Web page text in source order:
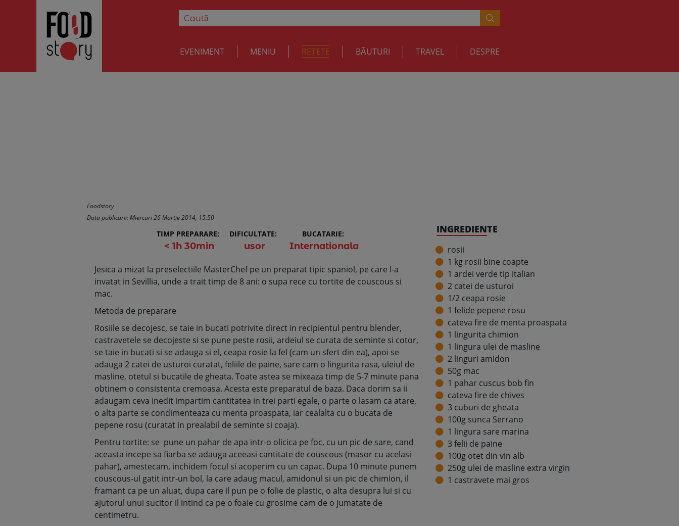
EVENIMENT MENIU REȚETE BĂUTURI TRAVEL DESPRE
Foodstory
Data publicarii: Miercuri 26 Martie 2014, 15:50
TIMP PREPARARE:
< 1h 30min
DIFICULTATE:
usor
BUCATARIE:
Internationala
Jesica a mizat la preselectiile MasterChef pe un preparat tipic spaniol, pe care l-a
invatat in Sevillia, unde a trait timp de 8 ani: o supa rece cu tortite de couscous si
mac.
Metoda de preparare
Rosiile se decojesc, se taie in bucati potrivite direct in recipientul pentru blender,
castravetele se decojeste si se pune peste rosii, ardeiul se curata de seminte si cotor,
se taie in bucati si se adauga si el, ceapa rosie la fel (cam un sfert din ea), apoi se
adauga 2 catei de usturoi curatat, feliile de paine, sare cam o lingurita rasa, uleiul de
masline, otetul si bucatile de gheata. Toate astea se mixeaza timp de 5-7 minute pana
obtinem o consistenta cremoasa. Acesta este preparatul de baza. Daca dorim sa ii
adaugam ceva inedit impartim cantitatea in trei parti egale, o parte o lasam ca atare,
o alta parte se condimenteaza cu menta proaspata, iar cealalta cu o bucata de
pepene rosu (curatat in prealabil de seminte si coaja).
Pentru tortite: se pune un pahar de apa intr-o olicica pe foc, cu un pic de sare, cand
aceasta incepe sa fiarba se adauga aceeasi cantitate de couscous (masor cu acelasi
pahar), amestecam, inchidem focul si acoperim cu un capac. Dupa 10 minute punem
couscous-ul gatit intr-un bol, la care adaug macul, amidonul si un pic de chimion, il
framant ca pe un aluat, dupa care il pun pe o folie de plastic, o alta desupra lui si cu
ajutorul unui sucitor il intind ca pe o foaie cu grosime cam de o jumatate de
centimetru.
INGREDIENTE
rosii
1 kg rosii bine coapte
1 ardei verde tip italian
2 catei de usturoi
1/2 ceapa rosie
1 felide pepene rosu
cateva fire de menta proaspata
1 lingurita chimion
1 lingura ulei de masline
2 linguri amidon
50g mac
1 pahar cuscus bob fin
cateva fire de chives
3 cuburi de gheata
100g sunca Serrano
1 lingura sare marina
3 felii de paine
100g otet din vin alb
250g ulei de masline extra virgin
1 castravete mai gros